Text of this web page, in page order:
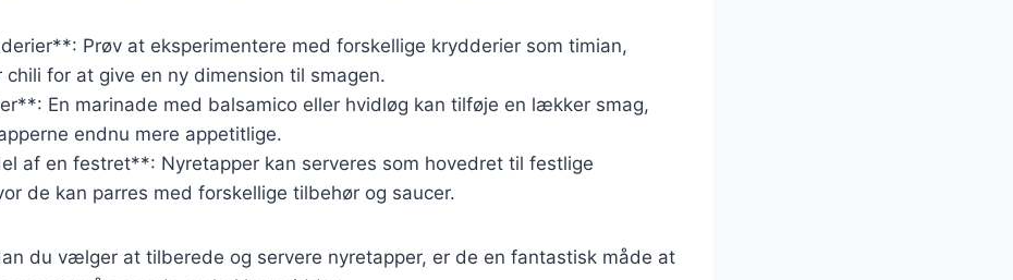
Prøv at eksperimentere med forskellige krydderier som timian,
chili for at give en ny dimension til smagen.
En marinade med balsamico eller hvidløg kan tilføje en lækker smag,
endnu mere appetitlige.
af en festret**: Nyretapper kan serveres som hovedret til festlige
de kan parres med forskellige tilbehør og saucer.
du vælger at tilberede og servere nyretapper, er de en fantastisk måde at